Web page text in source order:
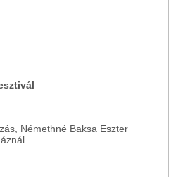
Némethné Baksa Eszter